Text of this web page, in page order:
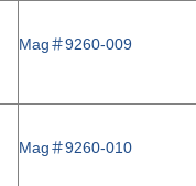
Mag＃9260-009
Mag＃9260-010